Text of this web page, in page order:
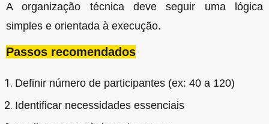
A organização técnica deve seguir uma lógica
simples e orientada à execução.
Passos recomendados
Definir número de participantes (ex: 40 a 120)
Identificar necessidades essenciais